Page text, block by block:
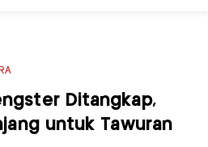
Ditangkap,
untuk Tawuran